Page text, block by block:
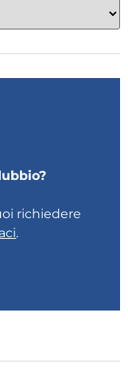
richiedere
.